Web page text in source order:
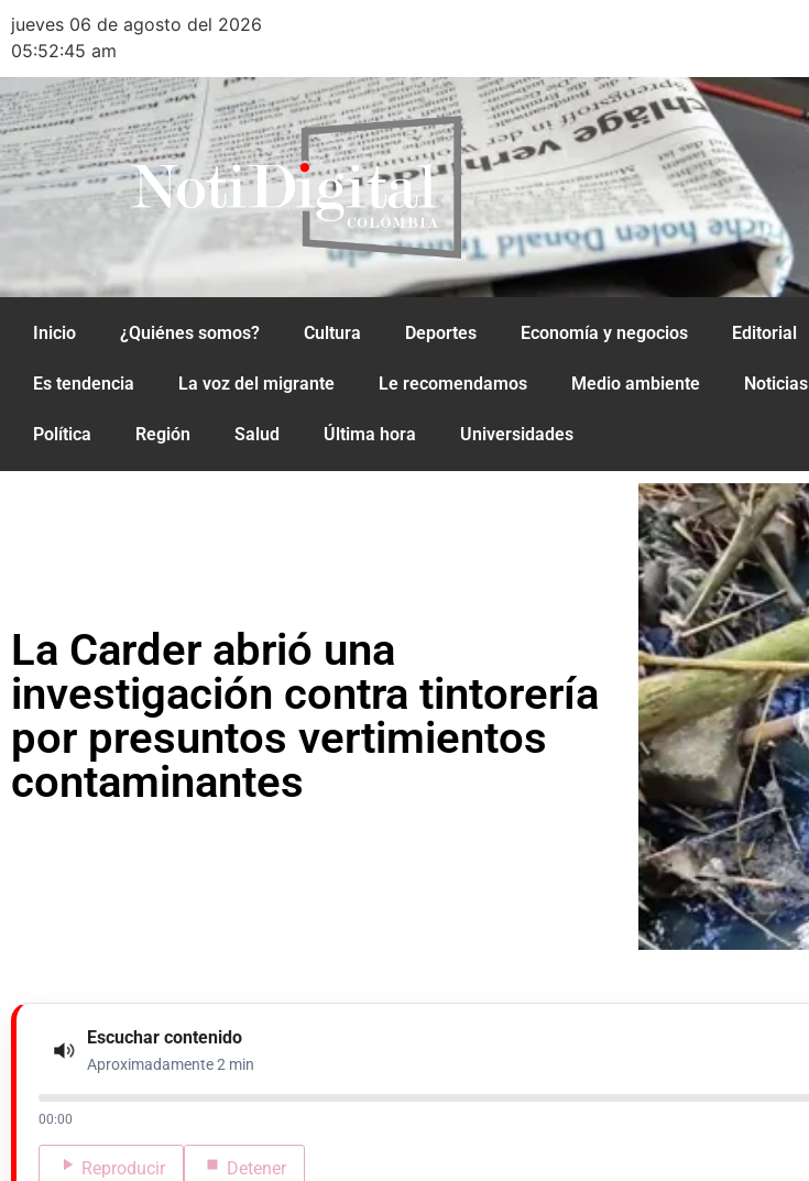
jueves 06 de agosto del 2026
05:52:45 am
Inicio ¿Quiénes somos? Cultura Deportes Economía y negocios Editorial
Es tendencia La voz del migrante Le recomendamos Medio ambiente Noticias
Política Región Salud Última hora Universidades
La Carder abrió una
investigación contra tintorería
por presuntos vertimientos
contaminantes
Escuchar contenido
Aproximadamente 2 min
00:00
Reproducir Detener